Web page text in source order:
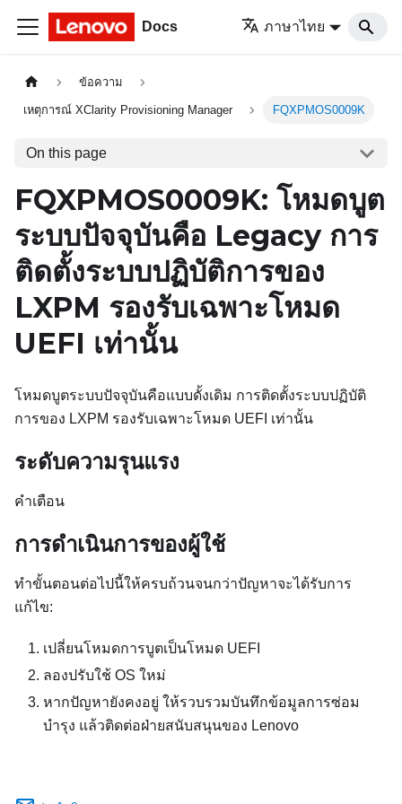
Docs ภาษาไทย
ข้อความ
เหตุการณ์ XClarity Provisioning Manager FQXPMOS0009K
On this page
FQXPMOS0009K: โหมดบูต
ระบบปัจจุบันคือ Legacy การ
ติดตั้งระบบปฏิบัติการของ
LXPM รองรับเฉพาะโหมด
UEFI เท่านั้น
โหมดบูตระบบปัจจุบันคือแบบดั้งเดิม การติดตั้งระบบปฏิบัติ
การของ LXPM รองรับเฉพาะโหมด UEFI เท่านั้น
ระดับความรุนแรง
คำเตือน
การดำเนินการของผู้ใช้
ทำขั้นตอนต่อไปนี้ให้ครบถ้วนจนกว่าปัญหาจะได้รับการ
แก้ไข:
เปลี่ยนโหมดการบูตเป็นโหมด UEFI
ลองปรับใช้ OS ใหม่
หากปัญหายังคงอยู่ ให้รวบรวมบันทึกข้อมูลการซ่อม
บำรุง แล้วติดต่อฝ่ายสนับสนุนของ Lenovo